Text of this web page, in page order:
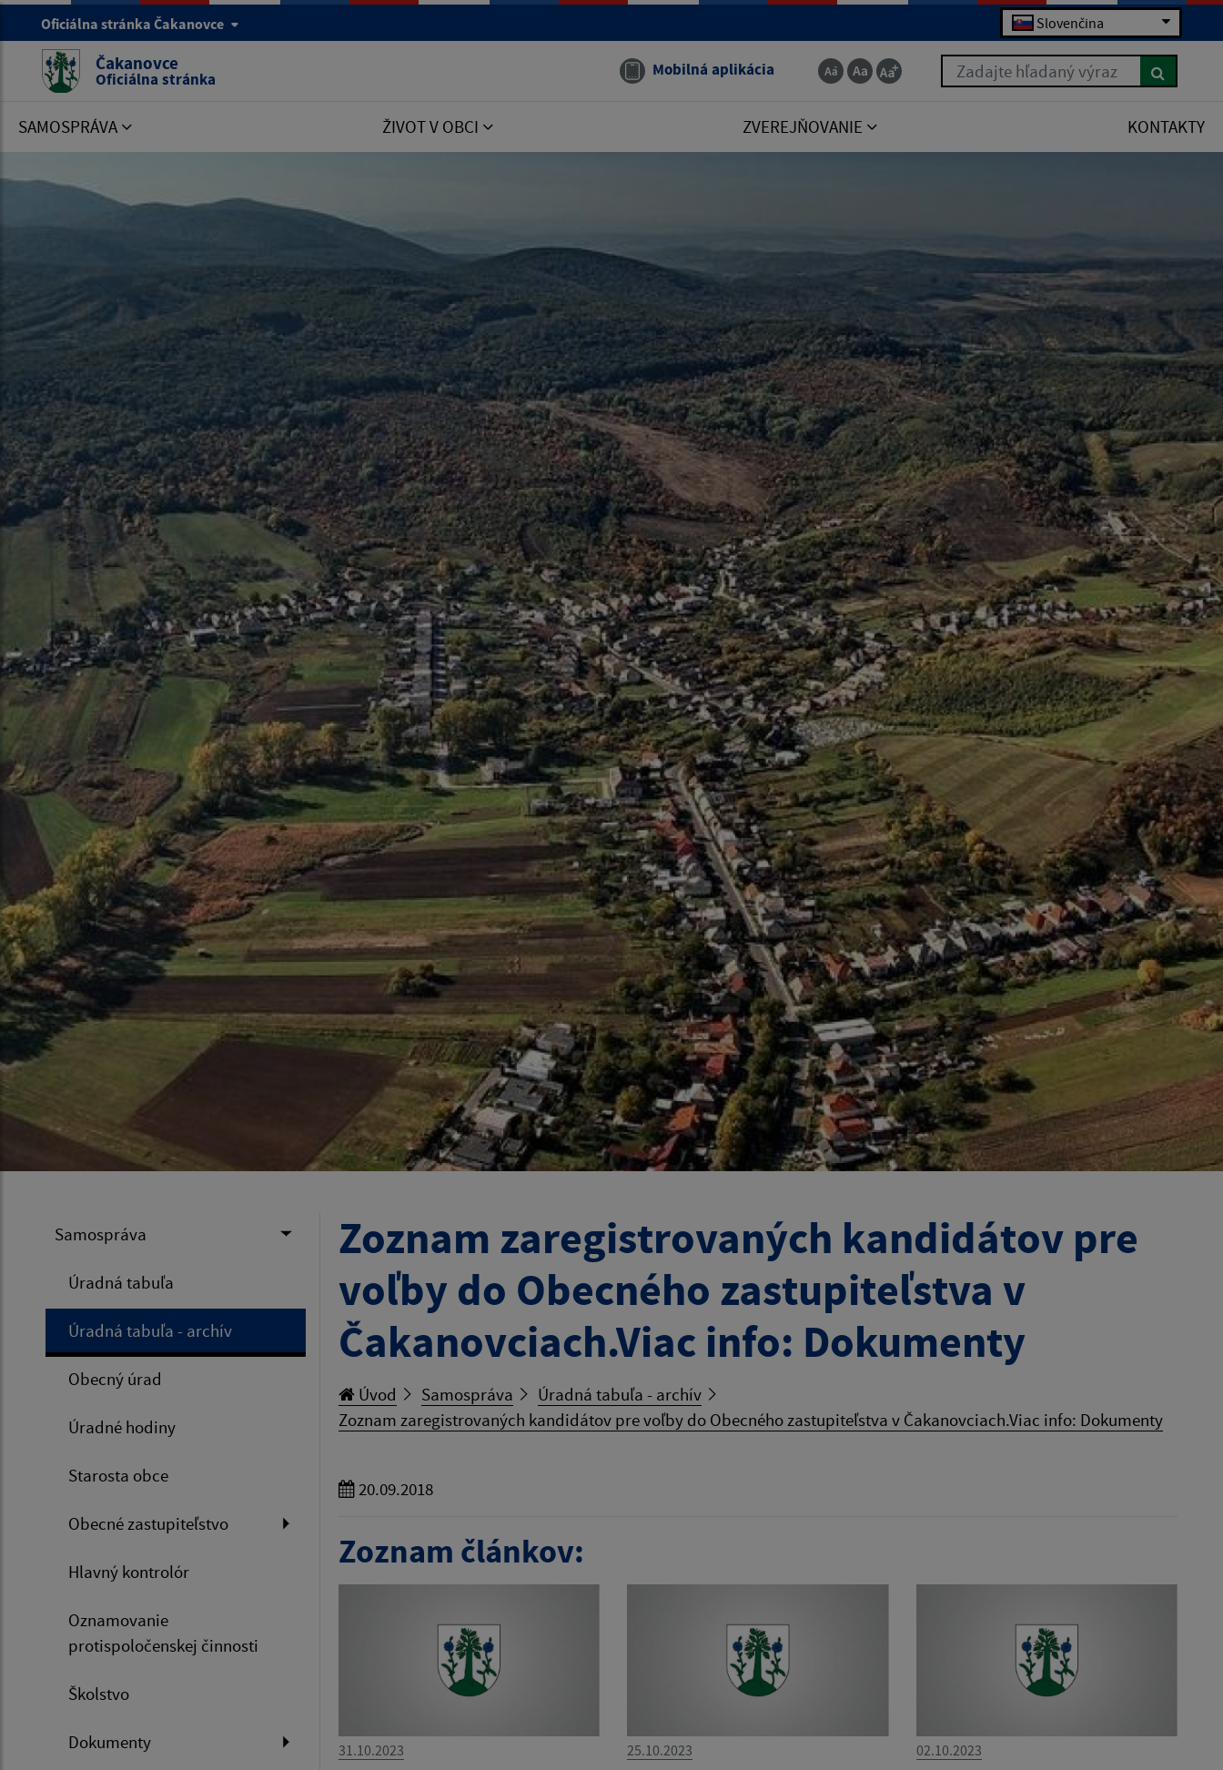
Oficiálna stránka Čakanovce Slovenčina
Čakanovce
Oficiálna stránka Mobilná aplikácia Zadajte hľadaný výraz
SAMOSPRÁVA ŽIVOT V OBCI ZVEREJŇOVANIE KONTAKTY
Samospráva
Úradná tabuľa
Úradná tabuľa - archív
Obecný úrad
Úradné hodiny
Starosta obce
Obecné zastupiteľstvo
Hlavný kontrolór
Oznamovanie
protispoločenskej činnosti
Školstvo
Dokumenty
Zoznam zaregistrovaných kandidátov pre
voľby do Obecného zastupiteľstva v
Čakanovciach.Viac info: Dokumenty
Úvod Samospráva
Úradná tabuľa - archív
Zoznam zaregistrovaných kandidátov pre voľby do Obecného zastupiteľstva v Čakanovciach.Viac info: Dokumenty
20.09.2018
Zoznam článkov:
31.10.2023 25.10.2023 02.10.2023